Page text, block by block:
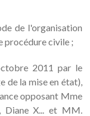
de l'organisation
procédure civile ;
2011 par le
de la mise en état),
opposant Mme
Diane X... et MM.